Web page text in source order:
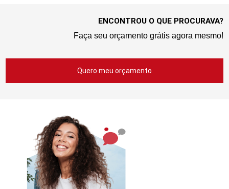
ENCONTROU O QUE PROCURAVA?
Faça seu orçamento grátis agora mesmo!
Quero meu orçamento